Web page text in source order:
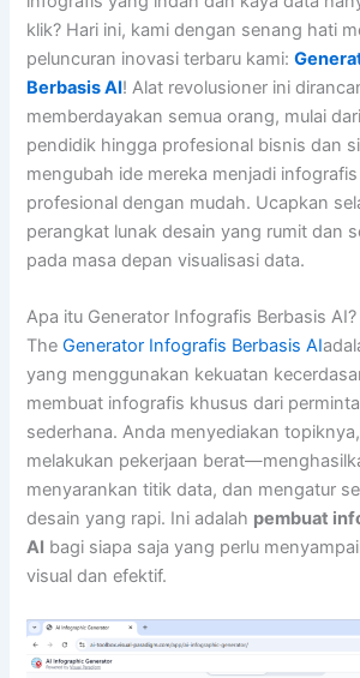
klik? Hari ini, kami dengan senang hati
peluncuran inovasi terbaru kami:
Berbasis AI! Alat revolusioner ini
memberdayakan semua orang, mulai
pendidik hingga profesional bisnis dan
mengubah ide mereka menjadi
profesional dengan mudah. Ucapkan
perangkat lunak desain yang rumit dan
pada masa depan visualisasi data.
Apa itu Generator Infografis Berbasis AI?
TheGenerator Infografis Berbasis AI
yang menggunakan kekuatan
membuat infografis khusus dari
sederhana. Anda menyediakan
melakukan pekerjaan
menyarankan titik data, dan mengatur
desain yang rapi. Ini adalah pembuat
AI bagi siapa saja yang perlu
visual dan efektif.